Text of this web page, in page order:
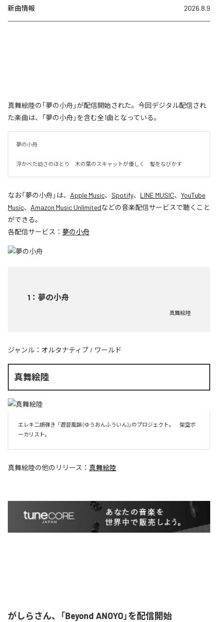
新曲情報 2026.8.9
真舞絵陸の「夢の小舟」が配信開始された。今回デジタル配信され
た楽曲は、「夢の小舟」を含む全1曲となっている。
夢の小舟
浮かべた幼さのほとり　木の葉のスキャットが優しく　髪をなびかす
なお「夢の小舟」は、 Apple Music、 Spotify、 LINE MUSIC、 YouTube
Music、 Amazon Music Unlimitedなどの音楽配信サービスで聴くこと
ができる。
各配信サービス： 夢の小舟
1 ： 夢の小舟
真舞絵陸
ジャンル： オルタナティブ / ワールド
真舞絵陸
エレキ二胡弾き  「遊音風韻 (ゆうおんふういん)」のプロジェクト。　架空ボ
ーカリスト。
真舞絵陸の他のリリース： 真舞絵陸
がしらさん、「Beyond ANOYO」を配信開始